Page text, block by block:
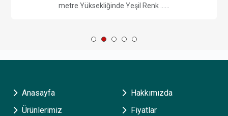
metre Yüksekliğinde Yeşil Renk ......
Anasayfa
Hakkımızda
Ürünlerimiz
Fiyatlar